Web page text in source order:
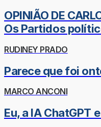
OPINIÃO DE
Os Partidos
RUDINEY PRADO
Parece que foi
MARCO ANCONI
Eu, a IA ChatGPT